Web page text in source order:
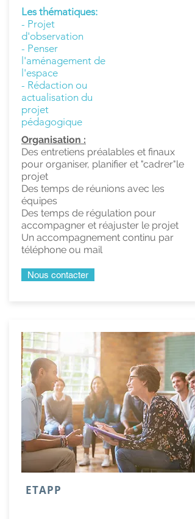
Les thématiques:
- Projet
d'observation
- Penser
l'aménagement de
l'espace
- Rédaction ou
actualisation du
projet
pédagogique
Organisation :
Des entretiens préalables et finaux
pour organiser, planifier et "cadrer"le
projet
Des temps de réunions avec les
équipes
Des temps de régulation pour
accompagner et réajuster le projet
Un accompagnement continu par
téléphone ou mail
Nous contacter
ETAPP